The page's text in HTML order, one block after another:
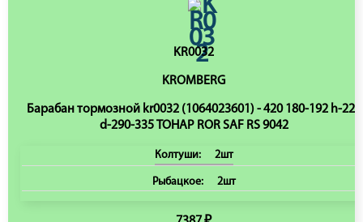
KR0032
KROMBERG
Барабан тормозной kr0032 (1064023601) - 420 180-192 h-227
d-290-335 ТОНАР ROR SAF RS 9042
Колтуши: 2шт
Рыбацкое: 2шт